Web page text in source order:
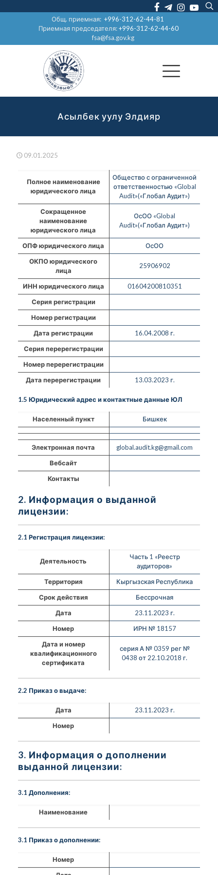
Общ. приемная:+996-312-62-44-81
Приемная председателя:+996-312-62-44-60
fsa@fsa.gov.kg
Асылбек уулу Элдияр
09.01.2025
Полное наименование
юридического лица
Общество с ограниченной
ответственностью «Global
Audit»(«Глобал Аудит»)
Сокращенное
наименование
юридического лица
ОсОО «Global
Audit»(«Глобал Аудит»)
ОПФ юридического лица
ОсОО
ОКПО юридического
лица
25906902
ИНН юридического лица
01604200810351
Серия регистрации
Номер регистрации
Дата регистрации
16.04.2008 г.
Серия перерегистрации
Номер перерегистрации
Дата перерегистрации
13.03.2023 г.
1.5 Юридический адрес и контактные данные ЮЛ
Населенный пункт Бишкек
Электронная почта
global.audit.kg@gmail.com
Вебсайт
Контакты
2. Информация о выданной
лицензии:
2.1 Регистрация лицензии:
Деятельность
Часть 1 «Реестр
аудиторов»
Территория
Кыргызская Республика
Срок действия
Бессрочная
Дата
23.11.2023 г.
Номер
ИРН № 18157
Дата и номер
квалификационного
сертификата
серия А № 0359 рег №
0438 от 22.10.2018 г.
2.2 Приказ о выдаче:
Дата
23.11.2023 г.
Номер
3. Информация о дополнении
выданной лицензии:
3.1 Дополнения:
Наименование
3.1 Приказ о дополнении:
Номер